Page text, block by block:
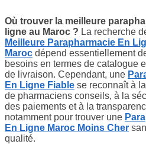
Où trouver la meilleure
ligne au Maroc ? La recherche
Meilleure Parapharmacie En
Maroc dépend essentiellement
besoins en termes de catalogue
de livraison. Cependant, une
En Ligne Fiable se reconnaît à
de pharmaciens conseils, à la
des paiements et à la
notamment pour trouver une
En Ligne Maroc Moins Cher
qualité.